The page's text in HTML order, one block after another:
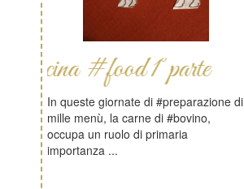
#food 1°parte
In queste giornate di #preparazione di
mille menù, la carne di #bovino,
occupa un ruolo di primaria
importanza ...